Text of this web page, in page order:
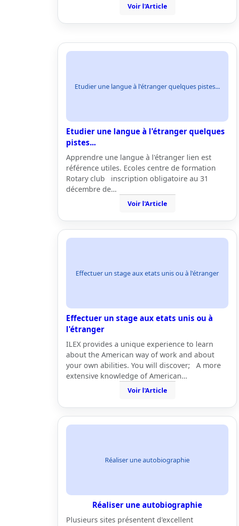
Voir l'Article
Etudier une langue à l'étranger quelques pistes...
Etudier une langue à l'étranger quelques
pistes...
Apprendre une langue à l'étranger lien est
référence utiles. Ecoles centre de formation
Rotary club inscription obligatoire au 31
décembre de…
Voir l'Article
Effectuer un stage aux etats unis ou à l'étranger
Effectuer un stage aux etats unis ou à
l'étranger
ILEX provides a unique experience to learn
about the American way of work and about
your own abilities. You will discover; A more
extensive knowledge of American…
Voir l'Article
Réaliser une autobiographie
Réaliser une autobiographie
Plusieurs sites présentent d'excellent